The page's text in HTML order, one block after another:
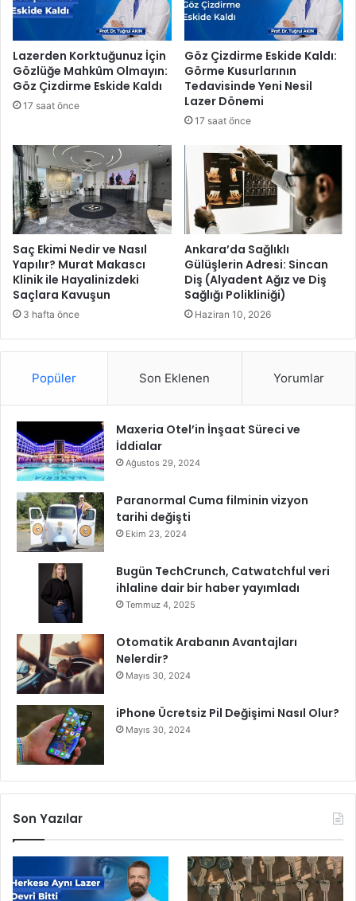
B
ş
k
a
n
T
p
a
l
o
ğ
l
u
’
n
a
z
k
6
.
a
k
M
a
n
d
ı
r
a
K
ö
p
n
d
a
A
ç
Lazerden Korktuğunuz İçin
Gözlüğe Mahkûm Olmayın:
Göz Çizdirme Eskide Kaldı
17 saat önce
Göz Çizdirme Eskide Kaldı:
Görme Kusurlarının
Tedavisinde Yeni Nesil
Lazer Dönemi
17 saat önce
Saç Ekimi Nedir ve Nasıl
Yapılır? Murat Makascı
Klinik ile Hayalinizdeki
Saçlara Kavuşun
3 hafta önce
Ankara’da Sağlıklı
Gülüşlerin Adresi: Sincan
Diş (Alyadent Ağız ve Diş
Sağlığı Polikliniği)
Haziran 10, 2026
Popüler Son Eklenen Yorumlar
Maxeria Otel’in İnşaat Süreci ve
İddialar
Ağustos 29, 2024
Paranormal Cuma filminin vizyon
tarihi değişti
Ekim 23, 2024
Bugün TechCrunch, Catwatchful veri
ihlaline dair bir haber yayımladı
Temmuz 4, 2025
Otomatik Arabanın Avantajları
Nelerdir?
Mayıs 30, 2024
iPhone Ücretsiz Pil Değişimi Nasıl Olur?
Mayıs 30, 2024
Son Yazılar